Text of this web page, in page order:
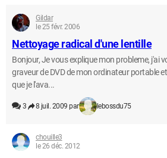
Gildar
le 25 févr. 2006
Nettoyage radical d'une lentille
Bonjour, Je vous explique mon probleme, j'ai
graveur de DVD de mon ordinateur portable
que je l'ava...
3 8 juil. 2009 par lebossdu75
chouille3
le 26 déc. 2012